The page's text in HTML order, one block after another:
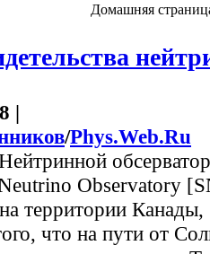
Домашняя
|
/Phys.Web.Ru
Observatory
территории
что на пути от